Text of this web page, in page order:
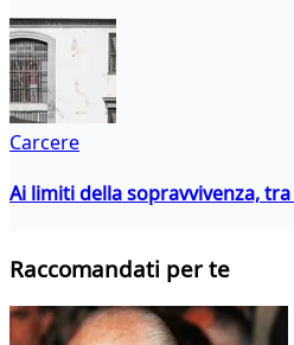
Carcere
Ai limiti della sopravvivenza,
Raccomandati per te